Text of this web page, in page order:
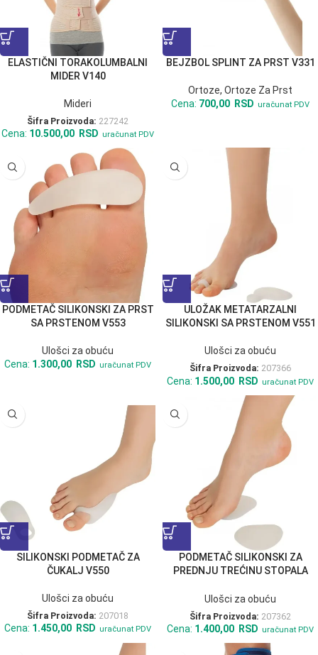
ELASTIČNI TORAKOLUMBALNI
MIDER V140
Mideri
Šifra Proizvoda: 227242
Cena: 10.500,00 RSD uračunat PDV
BEJZBOL SPLINT ZA PRST V331
Ortoze, Ortoze Za Prst
Cena: 700,00 RSD uračunat PDV
PODMETAČ SILIKONSKI ZA PRST
SA PRSTENOM V553
Ulošci za obuću
Cena: 1.300,00 RSD uračunat PDV
ULOŽAK METATARZALNI
SILIKONSKI SA PRSTENOM V551
Ulošci za obuću
Šifra Proizvoda: 207366
Cena: 1.500,00 RSD uračunat PDV
SILIKONSKI PODMETAČ ZA
ČUKALJ V550
Ulošci za obuću
Šifra Proizvoda: 207018
Cena: 1.450,00 RSD uračunat PDV
PODMETAČ SILIKONSKI ZA
PREDNJU TREĆINU STOPALA
Ulošci za obuću
Šifra Proizvoda: 207362
Cena: 1.400,00 RSD uračunat PDV